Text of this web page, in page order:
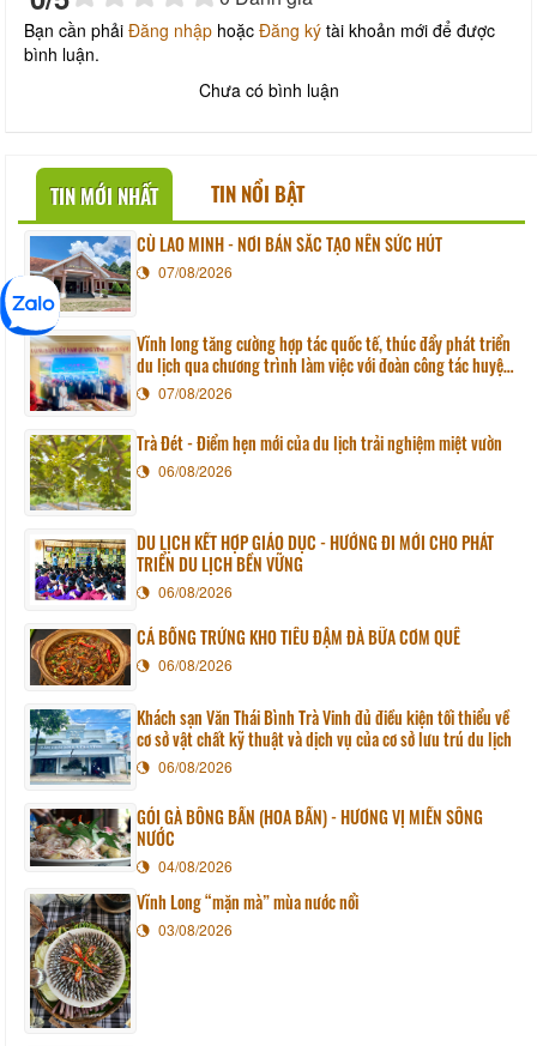
Bạn cần phải Đăng nhập hoặc Đăng ký tài khoản mới để được
bình luận.
Chưa có bình luận
TIN MỚI NHẤT TIN NỔI BẬT
CÙ LAO MINH - NƠI BẢN SẮC TẠO NÊN SỨC HÚT
07/08/2026
Vĩnh long tăng cường hợp tác quốc tế, thúc đẩy phát triển
du lịch qua chương trình làm việc với đoàn công tác huyện
Sunchang (Hàn quốc)
07/08/2026
Trà Đét - Điểm hẹn mới của du lịch trải nghiệm miệt vườn
06/08/2026
DU LỊCH KẾT HỢP GIÁO DỤC - HƯỚNG ĐI MỚI CHO PHÁT
TRIỂN DU LỊCH BỀN VỮNG
06/08/2026
CÁ BỐNG TRỨNG KHO TIÊU ĐẬM ĐÀ BỮA CƠM QUÊ
06/08/2026
Khách sạn Văn Thái Bình Trà Vinh đủ điều kiện tối thiểu về
cơ sở vật chất kỹ thuật và dịch vụ của cơ sở lưu trú du lịch
06/08/2026
GỎI GÀ BÔNG BẦN (HOA BẦN) - HƯƠNG VỊ MIỀN SÔNG
NƯỚC
04/08/2026
Vĩnh Long “mặn mà” mùa nước nổi
03/08/2026